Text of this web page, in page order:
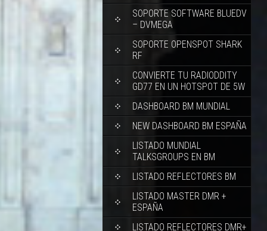
SOPORTE SOFTWARE BLUEDV
– DVMEGA
SOPORTE OPENSPOT SHARK
RF
CONVIERTE TU RADIODDITY
GD77 EN UN HOTSPOT DE 5W
DASHBOARD BM MUNDIAL
NEW DASHBOARD BM ESPAÑA
LISTADO MUNDIAL
TALKSGROUPS EN BM
LISTADO REFLECTORES BM
LISTADO MASTER DMR +
ESPAÑA
LISTADO REFLECTORES DMR+